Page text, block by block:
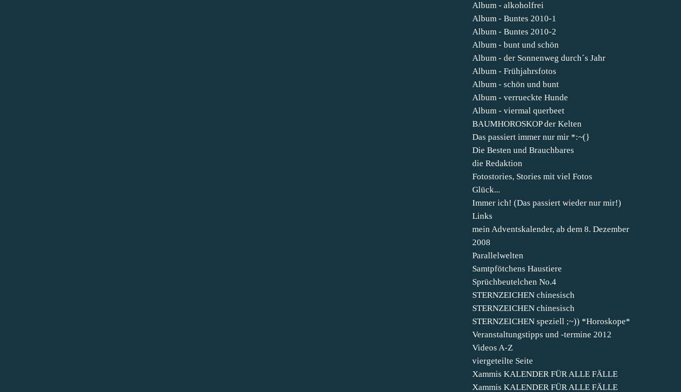
Album - alkoholfrei
Album - Buntes 2010-1
Album - Buntes 2010-2
Album - bunt und schön
Album - der Sonnenweg durch´s Jahr
Album - Frühjahrsfotos
Album - schön und bunt
Album - verrueckte Hunde
Album - viermal querbeet
BAUMHOROSKOP der Kelten
Das passiert immer nur mir *:~(}
Die Besten und Brauchbares
die Redaktion
Fotostories, Stories mit viel Fotos
Glück...
Immer ich! (Das passiert wieder nur mir!)
Links
mein Adventskalender, ab dem 8. Dezember
2008
Parallelwelten
Samtpfötchens Haustiere
Sprüchbeutelchen No.4
STERNZEICHEN chinesisch
STERNZEICHEN chinesisch
STERNZEICHEN speziell ;~)) *Horoskope*
Veranstaltungstipps und -termine 2012
Videos A-Z
viergeteilte Seite
Xammis KALENDER FÜR ALLE FÄLLE
Xammis KALENDER FÜR ALLE FÄLLE